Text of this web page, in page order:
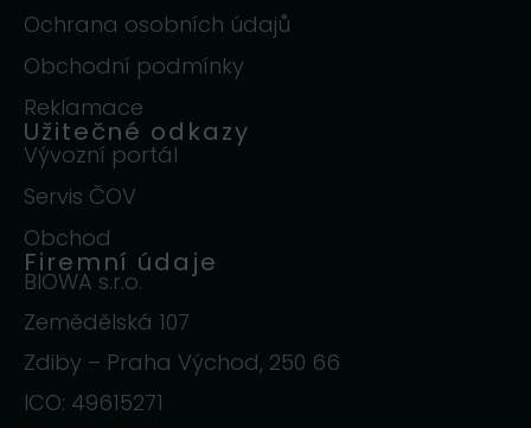
Ochrana osobních údajů
Obchodní podmínky
Reklamace
Užitečné odkazy
Vývozní portál
Servis ČOV
Obchod
Firemní údaje
BIOWA s.r.o.
Zemědělská 107
Zdiby – Praha Východ, 250 66
ICO: 49615271